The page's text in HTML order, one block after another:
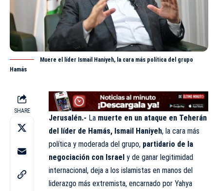
Muere el líder Ismail Haniyeh, la cara más política del grupo
Hamás
SHARE
Jerusalén.- La muerte en un ataque en Teherán
del líder de Hamás, Ismail Haniyeh, la cara más
política y moderada del grupo, partidario de la
negociación con Israel y de ganar legitimidad
internacional, deja a los islamistas en manos del
liderazgo más extremista, encarnado por Yahya